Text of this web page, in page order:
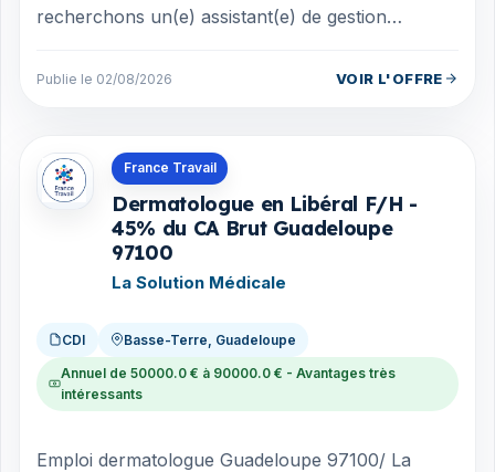
recherchons un(e) assistant(e) de gestion
d'acc...
Publie le 02/08/2026 VOIR L'OFFRE
France Travail
Dermatologue en Libéral F/H -
45% du CA Brut Guadeloupe
97100
La Solution Médicale
CDI Basse-Terre, Guadeloupe
Annuel de 50000.0 € à 90000.0 € - Avantages très
intéressants
Emploi dermatologue Guadeloupe 97100/ La
Offres en Guadeloupe